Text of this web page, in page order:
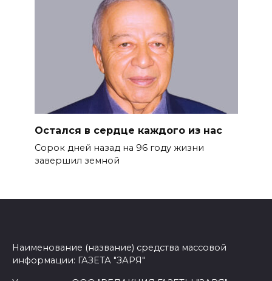
Остался в сердце каждого из нас
Сорок дней назад на 96 году жиз­ни
завершил земной
Наименование (название) средства массовой
информации: ГАЗЕТА "ЗАРЯ"